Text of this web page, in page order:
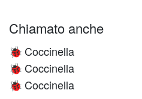
Chiamato anche
🐞 Coccinella
🐞 Coccinella
🐞 Coccinella